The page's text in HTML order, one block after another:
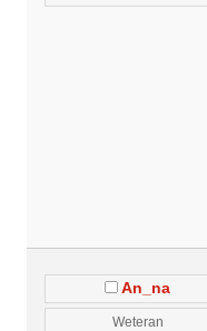
An_na
Weteran